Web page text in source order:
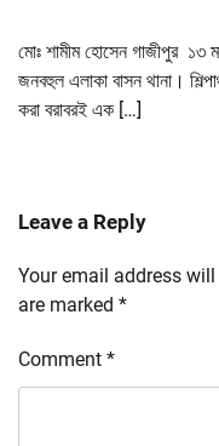
মোঃ শামীম হোসেন গাজীপুর ১৩
জনবহুল এলাকা বাসন থানা।
করা বরাবরই এক […]
Leave a Reply
Your email address
are marked *
Comment *